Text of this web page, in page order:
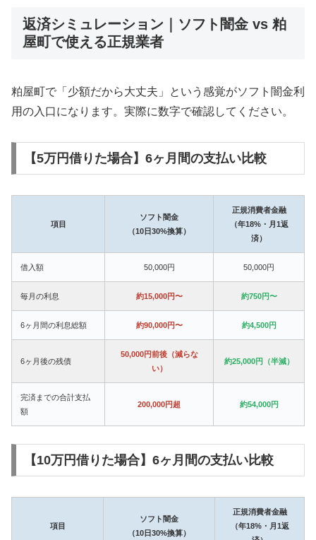
返済シミュレーション｜ソフト闇金 vs 粕
屋町で使える正規業者
粕屋町で「少額だから大丈夫」という感覚がソフト闇金利
用の入口になります。実際に数字で確認してください。
【5万円借りた場合】6ヶ月間の支払い比較
項目
ソフト闇金
（10日30%換算）
正規消費者金融
（年18%・月1返
済）
借入額 50,000円 50,000円
毎月の利息 約15,000円〜 約750円〜
6ヶ月間の利息総額 約90,000円〜 約4,500円
6ヶ月後の残債
50,000円前後（減らな
い）
約25,000円（半減）
完済までの合計支払
額
200,000円超 約54,000円
【10万円借りた場合】6ヶ月間の支払い比較
項目
ソフト闇金
（10日30%換算）
正規消費者金融
（年18%・月1返